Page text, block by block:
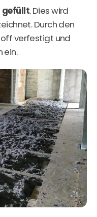
gefüllt. Dies wird
Durch den
verfestigt und
ein.